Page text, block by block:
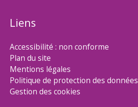
Liens
Accessibilité : non conforme
Plan du site
Mentions légales
Politique de protection des données
Gestion des cookies